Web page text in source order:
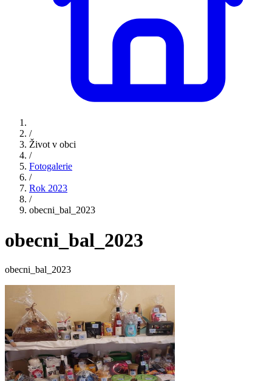
/
Život v obci
/
Fotogalerie
/
Rok 2023
/
obecni_bal_2023
obecni_bal_2023
obecni_bal_2023